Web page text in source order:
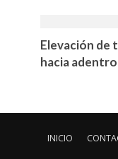
Elevación de
hacia adentro
INICIO